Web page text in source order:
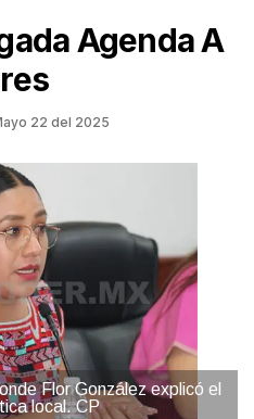
Agenda A
22 del 2025
Flor González explicó el
local. CP